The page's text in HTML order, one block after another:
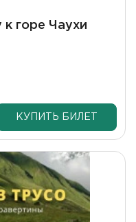
к горе Чаухи
КУПИТЬ БИЛЕТ